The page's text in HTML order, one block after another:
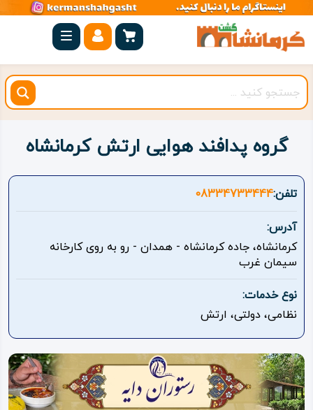
صفحه
اصلی
کرمانشاه
شهرستان
بیستون
روستاهای
هدف
اقامتگاه
ویژه
درباره
ما
گروه پدافند هوایی ارتش کرمانشاه
تلفن:08334733444
آدرس:
کرمانشاه، جاده کرمانشاه - همدان - رو به روی کارخانه
سیمان غرب
نوع خدمات:
نظامی، دولتی، ارتش